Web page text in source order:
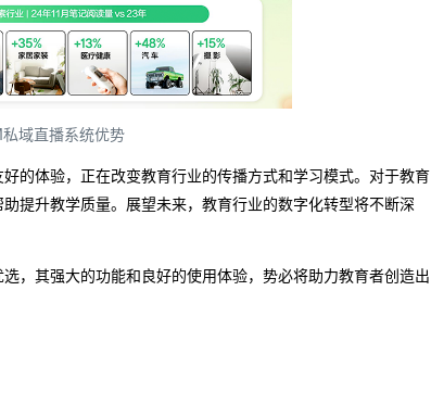
域直播系统优势
的体验，正在改变教育行业的传播方式和学习模式。对于教育
提升教学质量。展望未来，教育行业的数字化转型将不断深
，其强大的功能和良好的使用体验，势必将助力教育者创造出